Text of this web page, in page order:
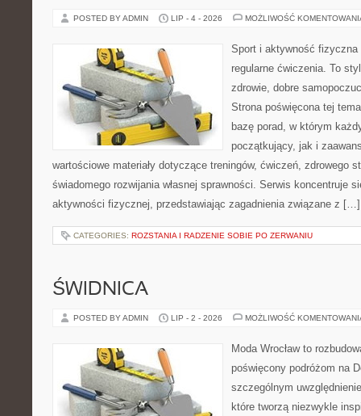
POSTED BY ADMIN LIP - 4 - 2026 MOŻLIWOŚĆ
Sport i aktywność
regularne ćwiczenia. To
zdrowie, dobre
Strona poświęcona tej
bazę porad, w którym
początkujący, jak i
wartościowe materiały dotyczące treningów, ćwiczeń, zdrowego
świadomego rozwijania własnej sprawności. Serwis koncentruje
aktywności fizycznej, przedstawiając zagadnienia związane z […]
CATEGORIES: ROZSTANIA I RADZENIE SOBIE PO ZERWANIU
ŚWIDNICA
POSTED BY ADMIN LIP - 2 - 2026 MOŻLIWOŚĆ
Moda Wrocław to
poświęcony podróżom na
szczególnym
które tworzą niezwykle